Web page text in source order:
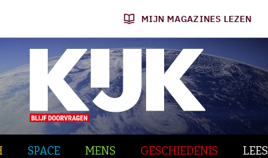
MIJN MAGAZINES LEZEN
SPACE MENS GESCHIEDENIS